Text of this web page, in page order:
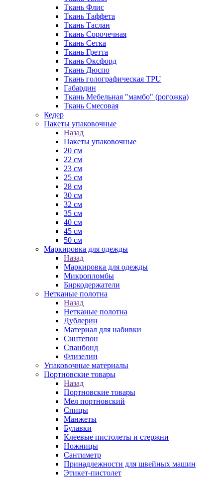
Ткань Флис
Ткань Таффета
Ткань Таслан
Ткань Сорочечная
Ткань Сетка
Ткань Гретта
Ткань Оксфорд
Ткань Дюспо
Ткань голографическая TPU
Габардин
Ткань Мебельная "мамбо" (рогожка)
Ткань Смесовая
Кедер
Пакеты упаковочные
Назад
Пакеты упаковочные
20 см
22 см
23 см
25 см
28 см
30 см
32 см
35 см
40 см
45 см
50 см
Маркировка для одежды
Назад
Маркировка для одежды
Микропломбы
Биркодержатели
Нетканые полотна
Назад
Нетканые полотна
Дублерин
Материал для набивки
Синтепон
Спанбонд
Флизелин
Упаковочные материалы
Портновские товары
Назад
Портновские товары
Мел портновский
Спицы
Манжеты
Булавки
Клеевые пистолеты и стержни
Ножницы
Сантиметр
Принадлежности для швейных машин
Этикет-пистолет